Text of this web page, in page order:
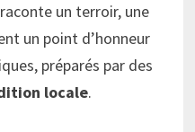
un terroir, une
un point d’honneur
préparés par des
locale.